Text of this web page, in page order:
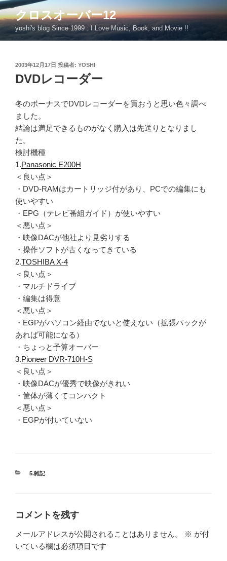
コ
ン
テ
ン
クロスオーバー12
yoshi's blog Since 1999 : I Love Music, Book, and Movie !!
投
稿
日:
2003年12月17日 投稿者: YOSHI
DVDレコーダー
冬のボーナスでDVDレコーダーを買おうと思い色々調べ
ました。
結論は満足できるものがなく購入は先送りとなりまし
た。
検討機種
1.Panasonic E200H
＜良い点＞
・DVD-RAMはカートリッジ付があり、PCでの編集にも
使いやすい
・EPG（テレビ番組ガイド）が使いやすい
＜悪い点＞
・映像DACが他社より見劣りする
・操作ソフトが古くなってきている
2.TOSHIBA X-4
＜良い点＞
・マルチドライブ
・編集は得意
＜悪い点＞
・EGPがパソコン経由でないと使えない（拡張パックが
あれば可能になる）
・ちょっと予算オーバー
3.Pioneer DVR-710H-S
＜良い点＞
・映像DACが優秀で映像がきれい
・筐体が薄くてコンパクト
＜悪い点＞
・EGPが付いていない
カ
5.雑記
コメントを残す
メールアドレスが公開されることはありません。 ※ が付
いている欄は必須項目です